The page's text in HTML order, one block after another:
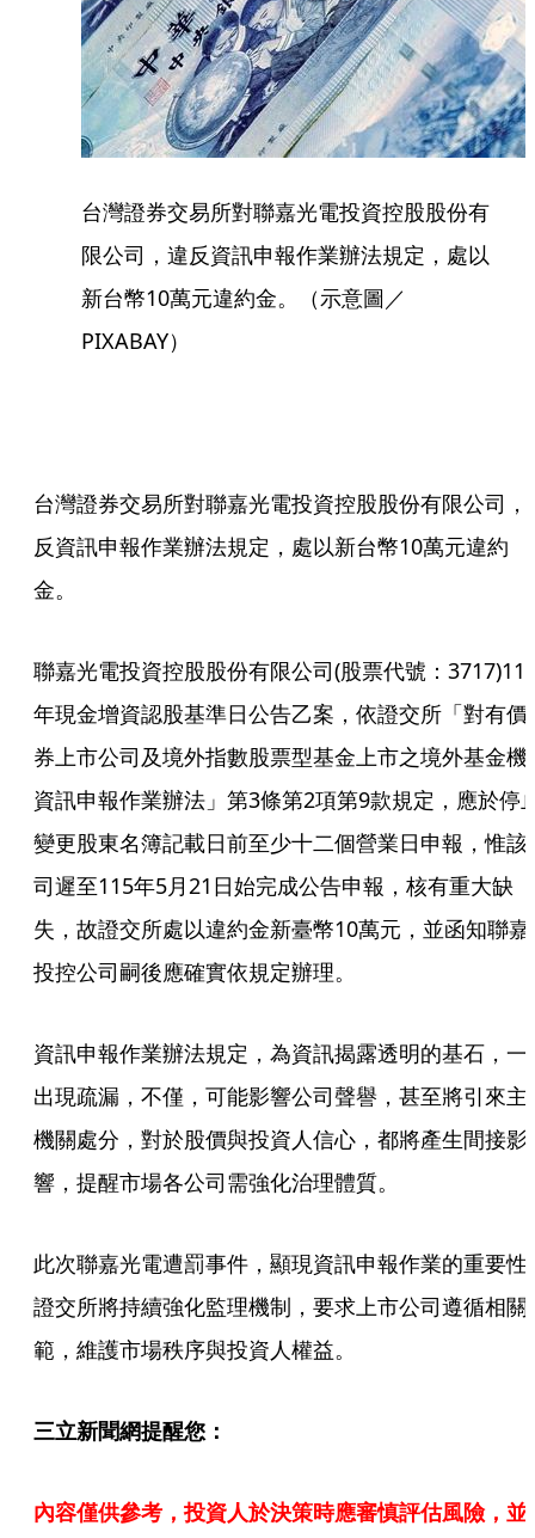
台灣證券交易所對聯嘉光電投資控股股份有
限公司，違反資訊申報作業辦法規定，處以
新台幣10萬元違約金。（示意圖／
PIXABAY）
台灣證券交易所對聯嘉光電投資控股股份有限公司，
反資訊申報作業辦法規定，處以新台幣10萬元違約
金。
聯嘉光電投資控股股份有限公司(股票代號：
年現金增資認股基準日公告乙案，依證交所「對有價
券上市公司及境外指數股票型基金上市之境外基金機
資訊申報作業辦法」第3條第2項第9款規定，應於停
變更股東名簿記載日前至少十二個營業日申報，惟該
司遲至115年5月21日始完成公告申報，核有重大缺
失，故證交所處以違約金新臺幣10萬元，並函知聯嘉
投控公司嗣後應確實依規定辦理。
資訊申報作業辦法規定，為資訊揭露透明的基石，一
出現疏漏，不僅，可能影響公司聲譽，甚至將引來主
機關處分，對於股價與投資人信心，都將產生間接影
響，提醒市場各公司需強化治理體質。
此次聯嘉光電遭罰事件，顯現資訊申報作業的重要性
證交所將持續強化監理機制，要求上市公司遵循相關
範，維護市場秩序與投資人權益。
三立新聞網提醒您：
內容僅供參考，投資人於決策時應審慎評估風險，並